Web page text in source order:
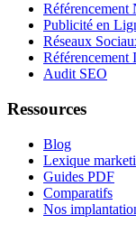
Référencement
Publicité en
Réseaux
Audit SEO
Ressources
Blog
Lexique
Guides PDF
Comparatifs
Nos